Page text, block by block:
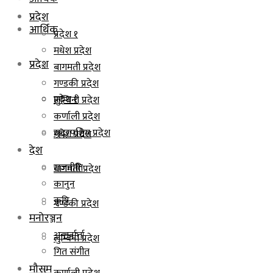
आर्थिक
प्रदेश
प्रदेश १
मधेश प्रदेश
बागमती प्रदेश
गण्डकी प्रदेश
लुम्बिनी प्रदेश
प्रदेश
प्रदेश १
मधेश प्रदेश
बागमती प्रदेश
गण्डकी प्रदेश
लुम्बिनी प्रदेश
कर्णाली प्रदेश
सुदूरपश्चिम प्रदेश
देश
राजनीति
कानुन
कृषि
मनोरञ्जन
अन्तर्वार्ता
गित संगीत
मौसम